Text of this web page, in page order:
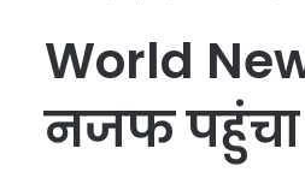
World
नजफ पहुंचा